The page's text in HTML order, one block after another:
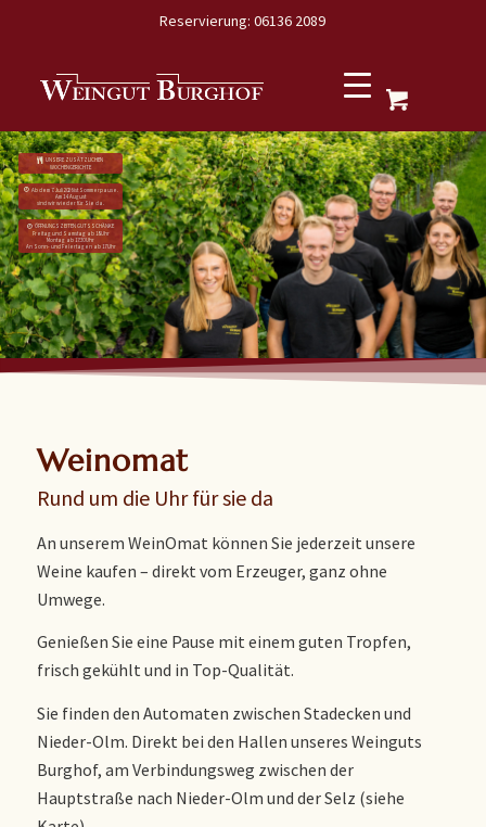
Reservierung: 06136 2089
ÖFFNUNGSZEITEN GUTSSCHÄNKE
Freitag und Samstag ab 18 Uhr
Montag ab 17:30 Uhr
An Sonn- und Feiertagen ab 17 Uhr
Ab dem 7. Juli 2026 ist Sommerpause.
Am 14. August
sind wir wieder für Sie da.
UNSERE ZUSÄTZLICHEN
WOCHENGERICHTE
Weinomat
Rund um die Uhr für sie da
An unserem WeinOmat können Sie jederzeit unsere
Weine kaufen – direkt vom Erzeuger, ganz ohne
Umwege.
Genießen Sie eine Pause mit einem guten Tropfen,
frisch gekühlt und in Top-Qualität.
Sie finden den Automaten zwischen Stadecken und
Nieder-Olm. Direkt bei den Hallen unseres Weinguts
Burghof, am Verbindungsweg zwischen der
Hauptstraße nach Nieder-Olm und der Selz (siehe